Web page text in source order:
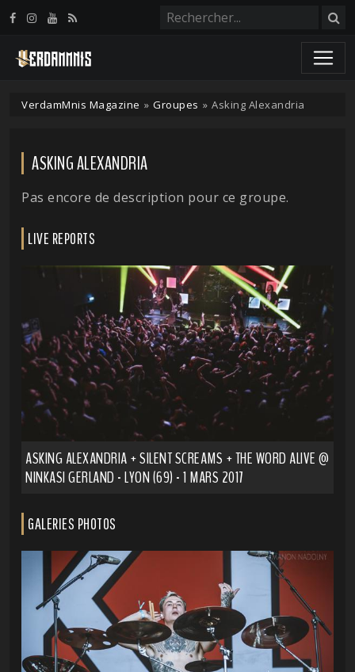
VerdamMnis Magazine » Groupes » Asking Alexandria
ASKING ALEXANDRIA
Pas encore de description pour ce groupe.
LIVE REPORTS
ASKING ALEXANDRIA + SILENT SCREAMS + THE WORD ALIVE @
NINKASI GERLAND - LYON (69) - 1 MARS 2017
GALERIES PHOTOS
Panneau de gestion des cookies